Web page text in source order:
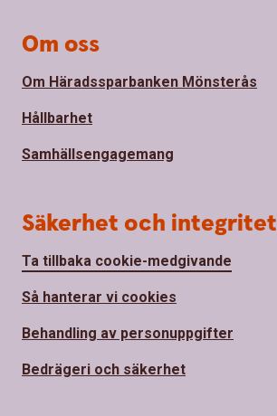
Om oss
Om Häradssparbanken Mönsterås
Hållbarhet
Samhällsengagemang
Säkerhet och integritet
Ta tillbaka cookie-medgivande
Så hanterar vi cookies
Behandling av personuppgifter
Bedrägeri och säkerhet